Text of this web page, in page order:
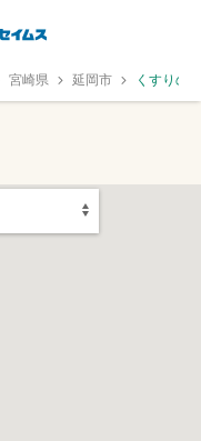
宮崎県 延岡市 くすりの